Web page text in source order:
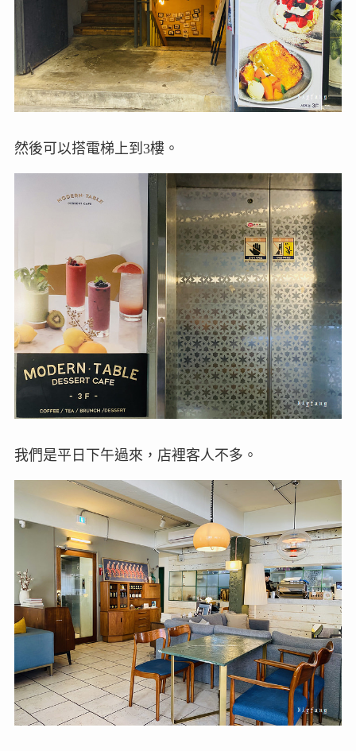
然後可以搭電梯上到3樓。
我們是平日下午過來，店裡客人不多。